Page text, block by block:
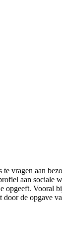
vragen aan
aan sociale
Vooral
de opgave